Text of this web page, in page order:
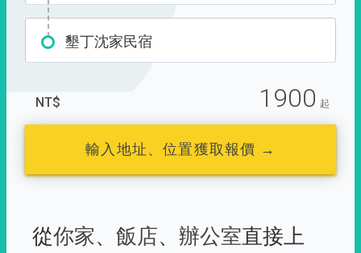
墾丁沈家民宿
NT$ 1900 起
輸入地址、位置獲取報價 →
從你家、 飯店、 辦公室直接上